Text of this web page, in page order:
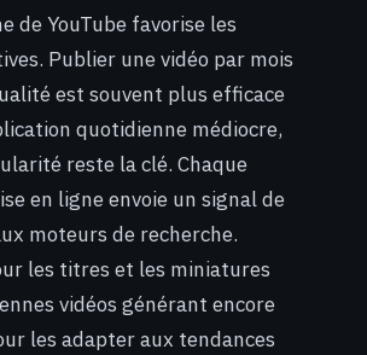
de YouTube favorise les
Publier une vidéo par mois
est souvent plus efficace
quotidienne médiocre,
reste la clé. Chaque
en ligne envoie un signal de
moteurs de recherche.
les titres et les miniatures
vidéos générant encore
les adapter aux tendances